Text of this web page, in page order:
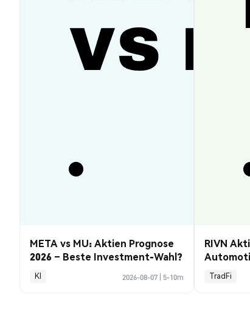
META vs MU: Aktien Prognose
2026 – Beste Investment-Wahl?
KI 2026-08-07 5-10m
RIVN
TradFi